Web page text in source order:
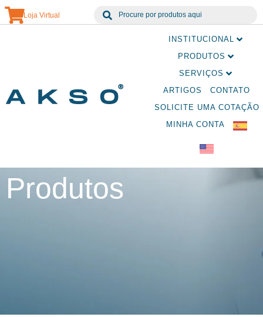
Loja Virtual
INSTITUCIONAL
PRODUTOS
SERVIÇOS
ARTIGOS
CONTATO
SOLICITE UMA COTAÇÃO
MINHA CONTA
Produtos